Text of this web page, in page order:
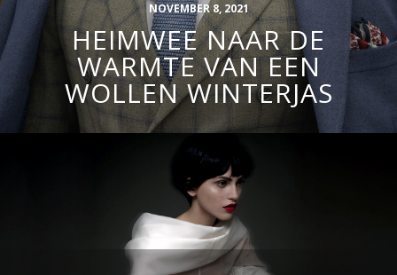
NOVEMBER 8, 2021
HEIMWEE NAAR DE
WARMTE VAN EEN
WOLLEN WINTERJAS